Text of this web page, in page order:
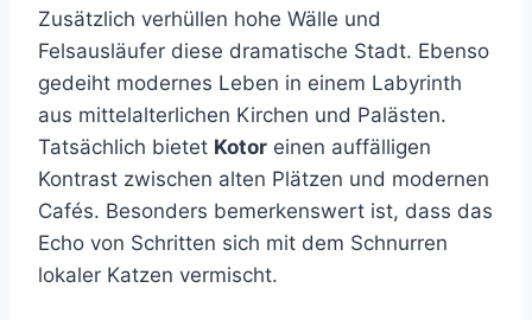
Zusätzlich verhüllen hohe Wälle und
Felsausläufer diese dramatische Stadt. Ebenso
gedeiht modernes Leben in einem Labyrinth
aus mittelalterlichen Kirchen und Palästen.
Tatsächlich bietet Kotor einen auffälligen
Kontrast zwischen alten Plätzen und modernen
Cafés. Besonders bemerkenswert ist, dass das
Echo von Schritten sich mit dem Schnurren
lokaler Katzen vermischt.